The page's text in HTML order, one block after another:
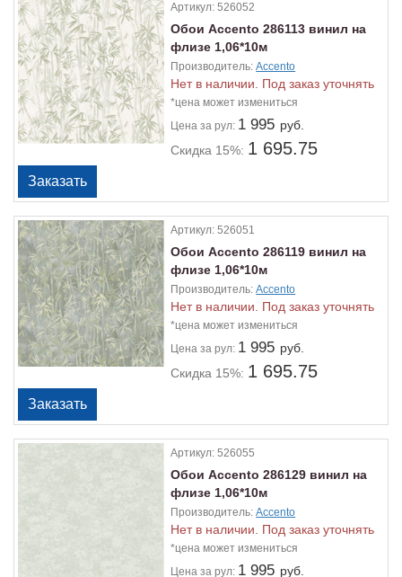
Артикул:526052
Обои Accento 286113 винил на
флизе 1,06*10м
Производитель:Accento
Нет в наличии. Под заказ уточнять
*цена может измениться
Цена за рул: 1 995 руб.
Скидка 15%: 1 695.75
Артикул:526051
Обои Accento 286119 винил на
флизе 1,06*10м
Производитель:Accento
Нет в наличии. Под заказ уточнять
*цена может измениться
Цена за рул: 1 995 руб.
Скидка 15%: 1 695.75
Артикул:526055
Обои Accento 286129 винил на
флизе 1,06*10м
Производитель:Accento
Нет в наличии. Под заказ уточнять
*цена может измениться
Цена за рул: 1 995 руб.